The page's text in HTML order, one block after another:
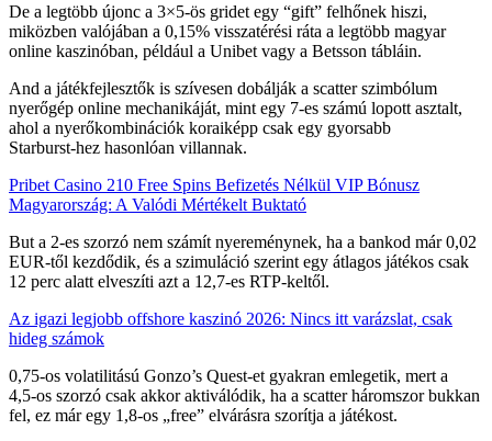
De a legtöbb újonc a 3×5‑ös gridet egy “gift” felhőnek hiszi,
miközben valójában a 0,15% visszatérési ráta a legtöbb magyar
online kaszinóban, például a Unibet vagy a Betsson tábláin.
And a játékfejlesztők is szívesen dobálják a scatter szimbólum
nyerőgép online mechanikáját, mint egy 7‑es számú lopott asztalt,
ahol a nyerőkombinációk koraiképp csak egy gyorsabb
Starburst‑hez hasonlóan villannak.
Pribet Casino 210 Free Spins Befizetés Nélkül VIP Bónusz
Magyarország: A Valódi Mértékelt Buktató
But a 2‑es szorzó nem számít nyereménynek, ha a bankod már 0,02
EUR‑től kezdődik, és a szimuláció szerint egy átlagos játékos csak
12 perc alatt elveszíti azt a 12,7‑es RTP‑keltől.
Az igazi legjobb offshore kaszinó 2026: Nincs itt varázslat, csak
hideg számok
0,75‑os volatilitású Gonzo’s Quest‑et gyakran emlegetik, mert a
4,5‑os szorzó csak akkor aktiválódik, ha a scatter háromszor bukkan
fel, ez már egy 1,8‑os „free” elvárásra szorítja a játékost.